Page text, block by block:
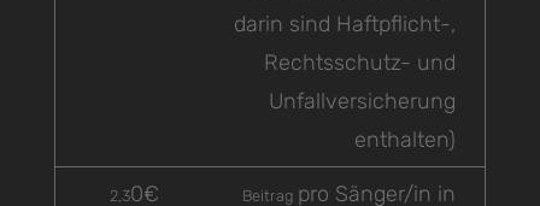
darin sind Haftpflicht-,
Rechtsschutz- und
Unfallversicherung
enthalten)
2,30€ Beitrag pro Sänger/in in